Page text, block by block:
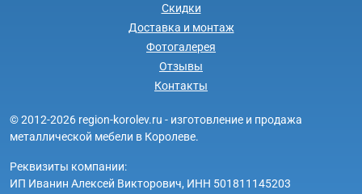
Скидки
Доставка и монтаж
Фотогалерея
Отзывы
Контакты
© 2012-2026 region-korolev.ru - изготовление и продажа
металлической мебели в Королеве.
Реквизиты компании:
ИП Иванин Алексей Викторович, ИНН 501811145203